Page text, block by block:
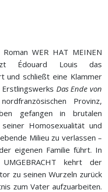
WER HAT MEINEN
Édouard Louis das
und schließt eine Klammer
Erstlingswerks Das Ende von
Provinz,
gefangen in brutalen
Homosexualität und
Milieu zu verlassen –
eigenen Familie führt. In
kehrt der
zu seinen Wurzeln zurück
zum Vater aufzuarbeiten.